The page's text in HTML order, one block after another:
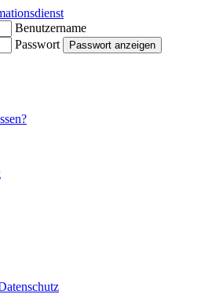
Benutzername
Passwort
Passwort anzeigen